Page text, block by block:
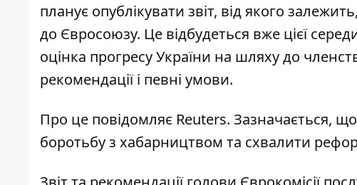
планує опублікувати звіт, від якого
до Євросоюзу. Це відбудеться вже цієї
оцінка прогресу України на шляху до
рекомендації і певні умови.
Про це повідомляє Reuters. Зазначається,
боротьбу з хабарництвом та схвалити